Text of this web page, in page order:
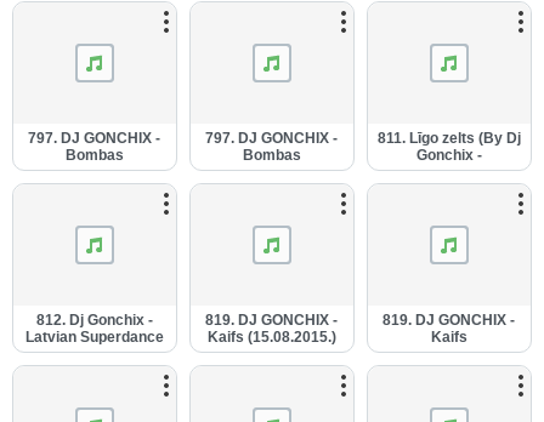
797. DJ GONCHIX -
Bombas
(22.04.2015.) (2).mp3
797. DJ GONCHIX -
Bombas
(22.04.2015.).mp3
811. Līgo zelts (By Dj
Gonchix -
06.06.2015.) (1).mp3
812. Dj Gonchix -
Latvian Superdance
12 (2015).mp3
819. DJ GONCHIX -
Kaifs (15.08.2015.)
(1).mp3
819. DJ GONCHIX -
Kaifs
(15.08.2015.).mp3